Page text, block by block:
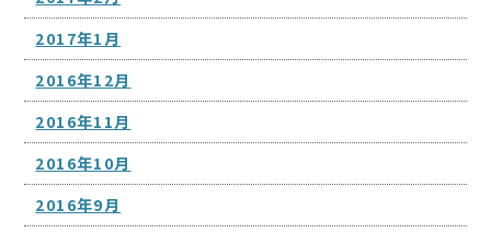
2017年1月
2016年12月
2016年11月
2016年10月
2016年9月